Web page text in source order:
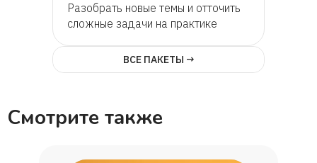
Разобрать новые темы и отточить
сложные задачи на практике
ВСЕ ПАКЕТЫ →
Смотрите также